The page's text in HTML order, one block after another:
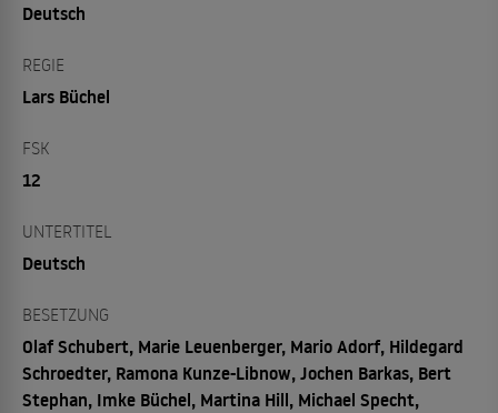
Deutsch
REGIE
Lars Büchel
FSK
12
UNTERTITEL
Deutsch
BESETZUNG
Olaf Schubert, Marie Leuenberger, Mario Adorf, Hildegard
Schroedter, Ramona Kunze-Libnow, Jochen Barkas, Bert
Stephan, Imke Büchel, Martina Hill, Michael Specht,